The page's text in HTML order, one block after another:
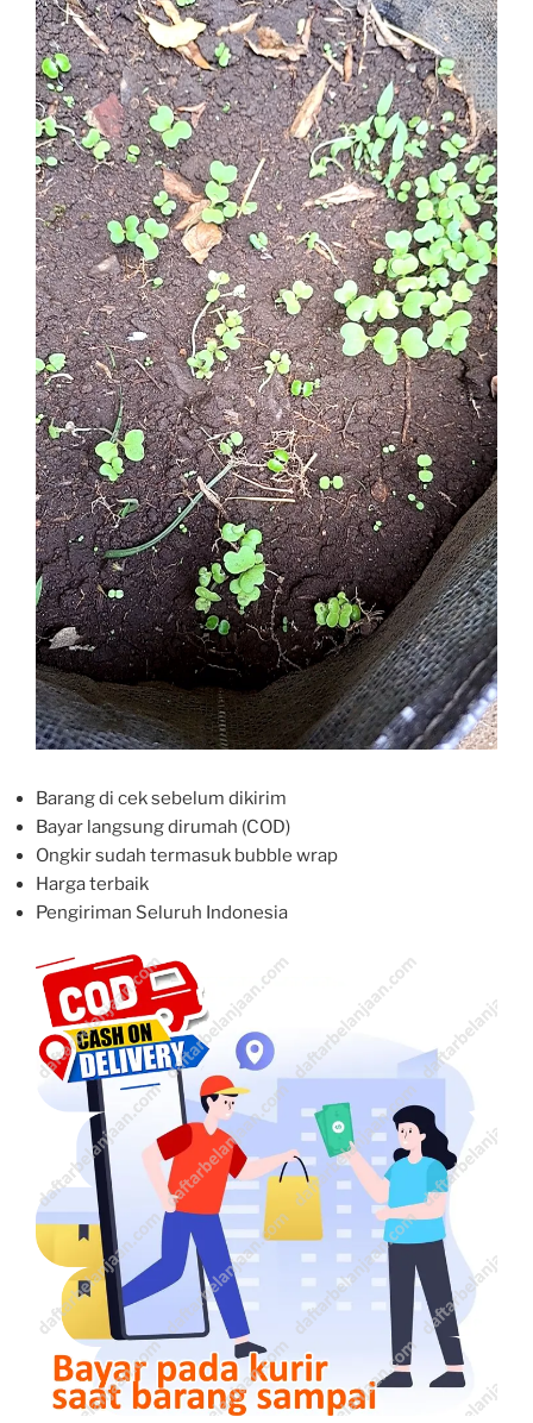
Barang di cek sebelum dikirim
Bayar langsung dirumah (COD)
Ongkir sudah termasuk bubble wrap
Harga terbaik
Pengiriman Seluruh Indonesia